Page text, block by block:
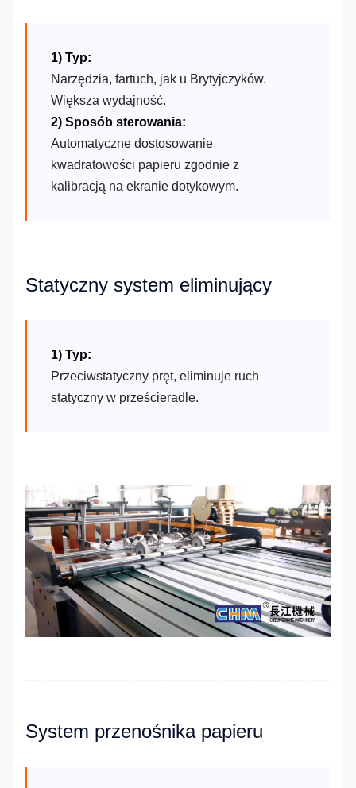
1) Typ:
Narzędzia, fartuch, jak u Brytyjczyków.
Większa wydajność.
2) Sposób sterowania:
Automatyczne dostosowanie
kwadratowości papieru zgodnie z
kalibracją na ekranie dotykowym.
Statyczny system eliminujący
1) Typ:
Przeciwstatyczny pręt, eliminuje ruch
statyczny w prześcieradle.
System przenośnika papieru